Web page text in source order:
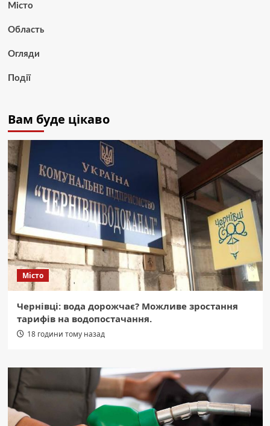
Місто
Область
Огляди
Події
Вам буде цікаво
Місто
Чернівці: вода дорожчає? Можливе зростання
тарифів на водопостачання.
18 години тому назад